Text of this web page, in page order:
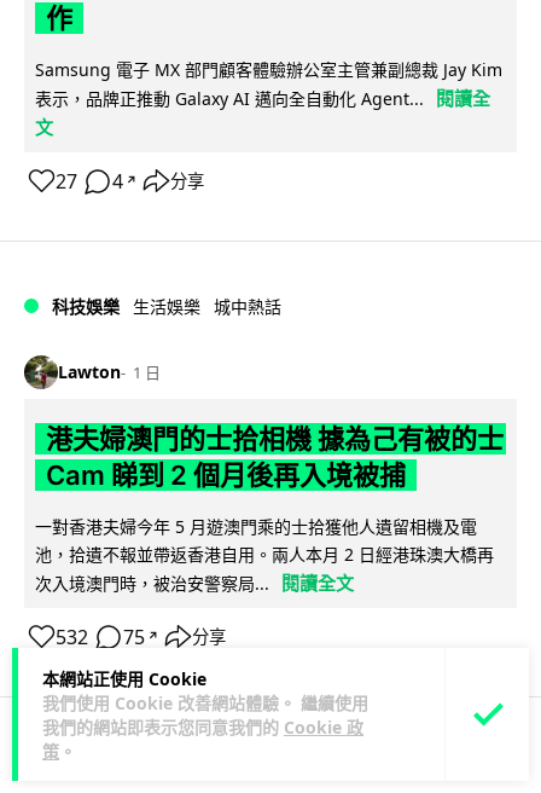
本網站正使用 Cookie
我們使用 Cookie 改善網站體驗。 繼續使用
我們的網站即表示您同意我們的 Cookie 政
策 。
作
Samsung 電子 MX 部門顧客體驗辦公室主管兼副總裁 Jay Kim
表示，品牌正推動 Galaxy AI 邁向全自動化 Agent...
閱讀全
文
27 4 ↗ 分享
科技娛樂 生活娛樂 城中熱話
Lawton 1 日
港夫婦澳門的士拾相機 據為己有被的士
Cam 睇到 2 個月後再入境被捕
一對香港夫婦今年 5 月遊澳門乘的士拾獲他人遺留相機及電
池，拾遺不報並帶返香港自用。兩人本月 2 日經港珠澳大橋再
次入境澳門時，被治安警察局...
閱讀全文
532 75 ↗ 分享
3C科技